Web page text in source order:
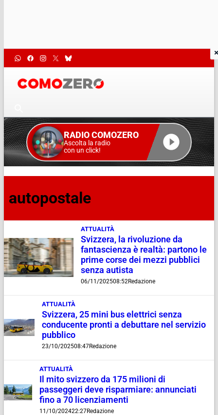
RADIO COMOZERO
Ascolta la radio
con un click!
autopostale
ATTUALITÀ
Svizzera, la rivoluzione da
fantascienza è realtà: partono le
prime corse dei mezzi pubblici
senza autista
06/11/202508:52Redazione
ATTUALITÀ
Svizzera, 25 mini bus elettrici senza
conducente pronti a debuttare nel servizio
pubblico
23/10/202508:47Redazione
ATTUALITÀ
Il mito svizzero da 175 milioni di
passeggeri deve risparmiare: annunciati
fino a 70 licenziamenti
11/10/202422:27Redazione